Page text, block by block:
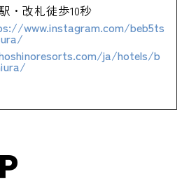
・改札徒歩10秒
www.instagram.com/beb5ts
ja/hotels/b